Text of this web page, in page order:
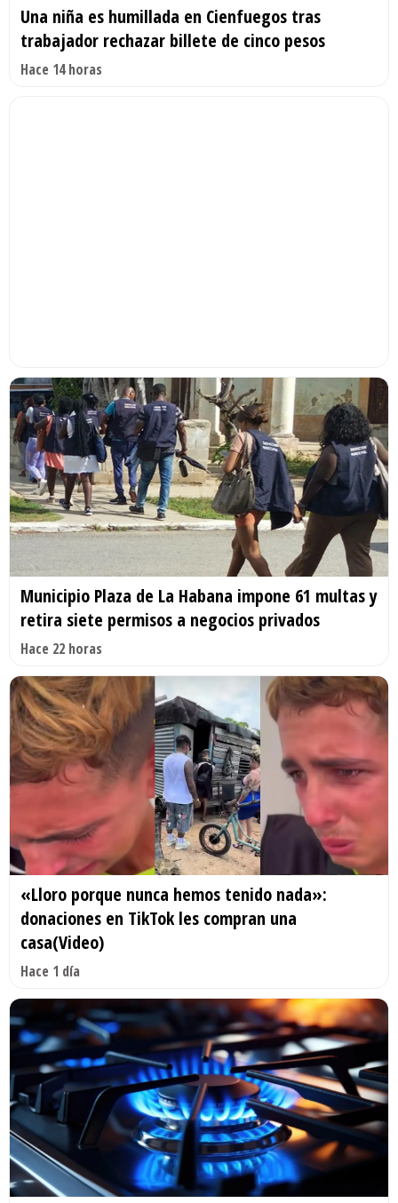
Una niña es humillada en Cienfuegos tras
trabajador rechazar billete de cinco pesos
Hace 14 horas
Municipio Plaza de La Habana impone 61 multas y
retira siete permisos a negocios privados
Hace 22 horas
«Lloro porque nunca hemos tenido nada»:
donaciones en TikTok les compran una
casa(Video)
Hace 1 día